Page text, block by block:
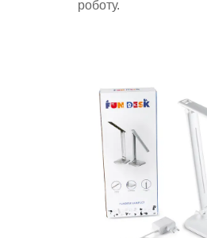
роботу.